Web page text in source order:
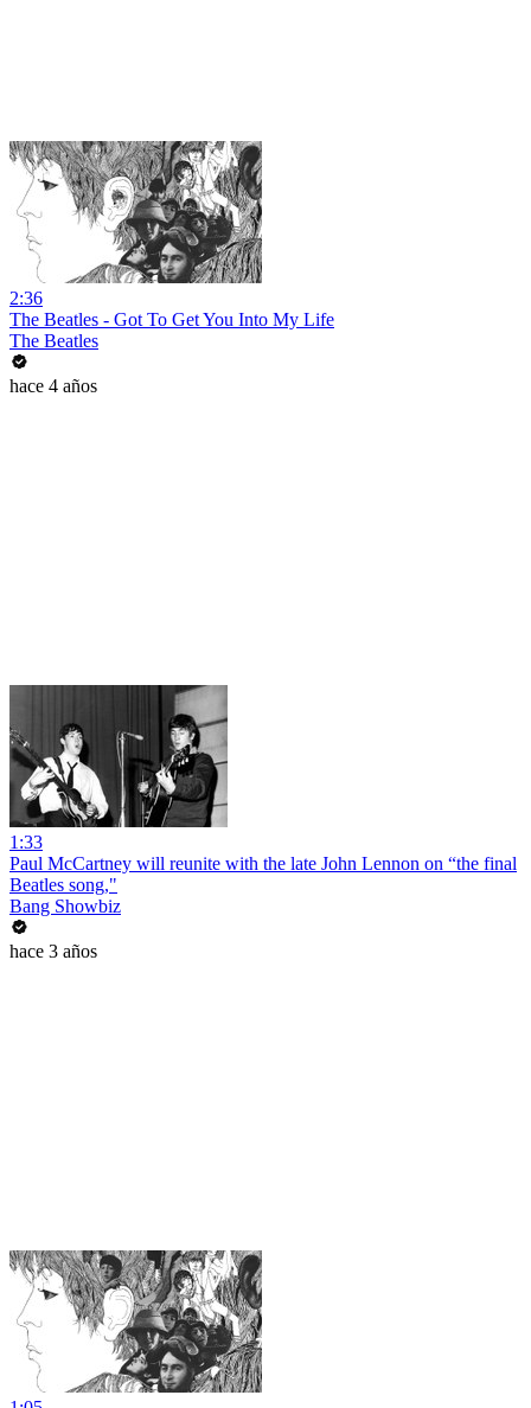
2:36
The Beatles - Got To Get You Into My Life
The Beatles
hace 4 años
1:33
Paul McCartney will reunite with the late John Lennon on “the final
Beatles song,"
Bang Showbiz
hace 3 años